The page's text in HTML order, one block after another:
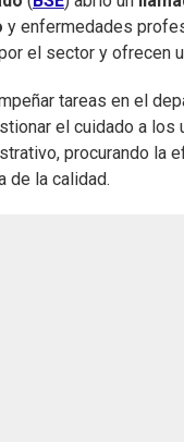
y enfermedades
el sector y ofrecen
tareas en el
el cuidado a
procurando la
de la calidad.